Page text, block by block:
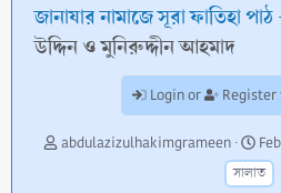
জানাযার নামাজে সূরা ফাতিহা
উদ্দিন ও মুনিরুদ্দীন আহমাদ
Login or Register
A
abdulazizulhakimgrameen
C
r
e
সালাত